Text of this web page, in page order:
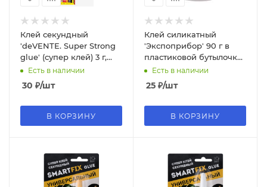
Клей секундный
'deVENTE. Super Strong
glue' (супер клей) 3 г,
4180301
Есть в наличии
30 ₽/шт
В КОРЗИНУ
Клей силикатный
'Экспоприбор' 90 г в
пластиковой бутылочке
с дозатором, 11-65Т-11
Есть в наличии
25 ₽/шт
В КОРЗИНУ